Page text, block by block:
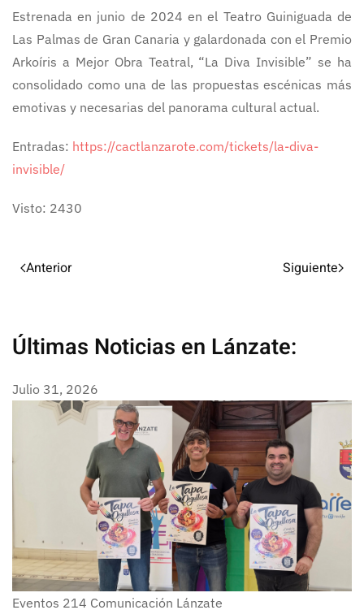
Estrenada en junio de 2024 en el Teatro Guiniguada de
Las Palmas de Gran Canaria y galardonada con el Premio
Arkoíris a Mejor Obra Teatral, “La Diva Invisible” se ha
consolidado como una de las propuestas escénicas más
emotivas y necesarias del panorama cultural actual.
Entradas: https://cactlanzarote.com/tickets/la-diva-
invisible/
Visto: 2430
Anterior Siguiente
Últimas Noticias en Lánzate:
Julio 31, 2026
Eventos 214 Comunicación Lánzate